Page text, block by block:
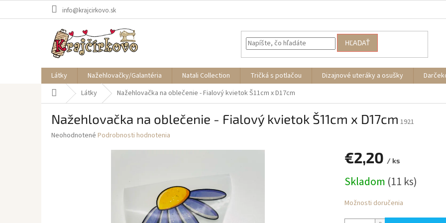
info@krajcirkovo.sk
HĽADAŤ
Látky Nažehlovačky/Galantéria Natali Collection Tričká s potlačou Dizajnové uteráky a osušky
DomovLátky Nažehlovačka na oblečenie - Fialový kvietok Š11cm x D17cm
Nažehlovačka na oblečenie - Fialový kvietok Š11cm x D17cm 1921
Priemerné
Neohodnotené Podrobnosti hodnotenia
€2,20 / ks
cena:
Skladom (11 ks)
Možnosti doručenia